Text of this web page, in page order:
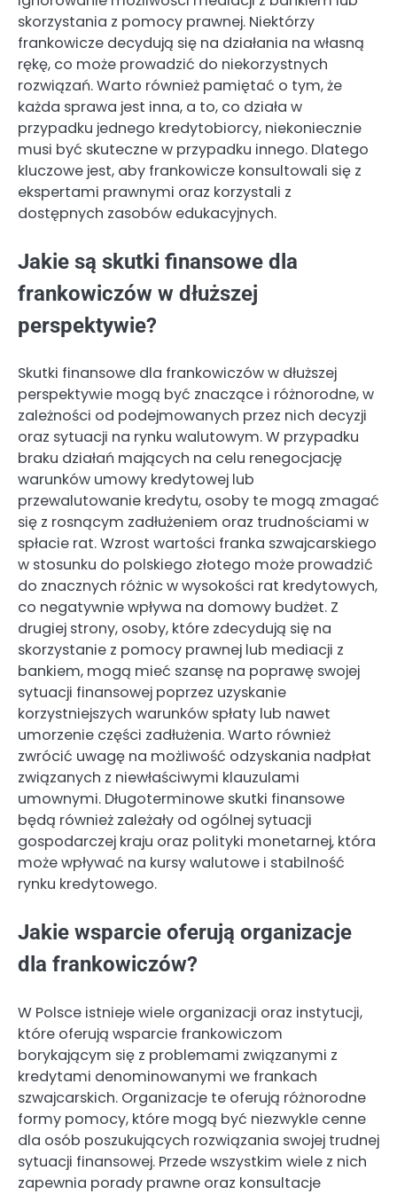
skorzystania z pomocy prawnej. Niektórzy
frankowicze decydują się na działania na własną
rękę, co może prowadzić do niekorzystnych
rozwiązań. Warto również pamiętać o tym, że
każda sprawa jest inna, a to, co działa w
przypadku jednego kredytobiorcy, niekoniecznie
musi być skuteczne w przypadku innego. Dlatego
kluczowe jest, aby frankowicze konsultowali się z
ekspertami prawnymi oraz korzystali z
dostępnych zasobów edukacyjnych.
Jakie są skutki finansowe dla
frankowiczów w dłuższej
perspektywie?
Skutki finansowe dla frankowiczów w dłuższej
perspektywie mogą być znaczące i różnorodne, w
zależności od podejmowanych przez nich decyzji
oraz sytuacji na rynku walutowym. W przypadku
braku działań mających na celu renegocjację
warunków umowy kredytowej lub
przewalutowanie kredytu, osoby te mogą zmagać
się z rosnącym zadłużeniem oraz trudnościami w
spłacie rat. Wzrost wartości franka szwajcarskiego
w stosunku do polskiego złotego może prowadzić
do znacznych różnic w wysokości rat kredytowych,
co negatywnie wpływa na domowy budżet. Z
drugiej strony, osoby, które zdecydują się na
skorzystanie z pomocy prawnej lub mediacji z
bankiem, mogą mieć szansę na poprawę swojej
sytuacji finansowej poprzez uzyskanie
korzystniejszych warunków spłaty lub nawet
umorzenie części zadłużenia. Warto również
zwrócić uwagę na możliwość odzyskania nadpłat
związanych z niewłaściwymi klauzulami
umownymi. Długoterminowe skutki finansowe
będą również zależały od ogólnej sytuacji
gospodarczej kraju oraz polityki monetarnej, która
może wpływać na kursy walutowe i stabilność
rynku kredytowego.
Jakie wsparcie oferują organizacje
dla frankowiczów?
W Polsce istnieje wiele organizacji oraz instytucji,
które oferują wsparcie frankowiczom
borykającym się z problemami związanymi z
kredytami denominowanymi we frankach
szwajcarskich. Organizacje te oferują różnorodne
formy pomocy, które mogą być niezwykle cenne
dla osób poszukujących rozwiązania swojej trudnej
sytuacji finansowej. Przede wszystkim wiele z nich
zapewnia porady prawne oraz konsultacje